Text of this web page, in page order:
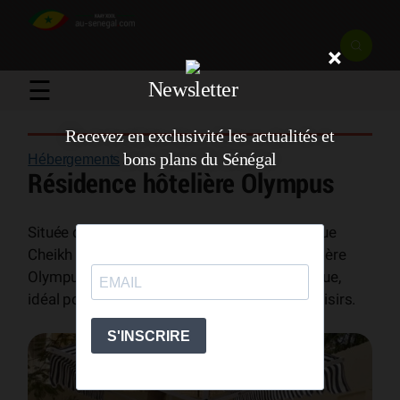
☰
Hébergements /
Résidence hôtelière Olympus
Située dans le quartier de Mermoz, sur l’avenue
Cheikh Anta Diop à Dakar, la Résidence Hôtelière
Olympus offre un cadre confortable et pratique,
idéal pour les séjours d’affaires comme de loisirs.
×
Newsletter
Recevez en exclusivité les actualités et
bons plans du Sénégal